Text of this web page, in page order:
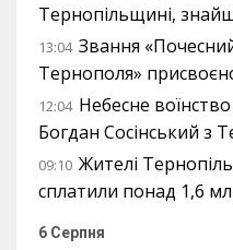
Тернопільщині,
13:04 Звання
Тернополя»
12:04 Небесне
Богдан Сосінський з
09:10 Жителі
сплатили понад 1,6
6 Серпня